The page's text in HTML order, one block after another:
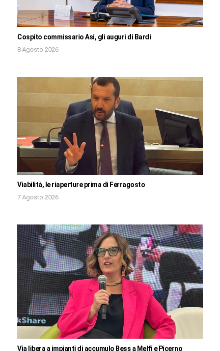
Cospito commissario Asi, gli auguri di Bardi
8 Agosto 2026
Viabilità, le riaperture prima di Ferragosto
7 Agosto 2026
Via libera a impianti di accumulo Bess a Melfi e Picerno